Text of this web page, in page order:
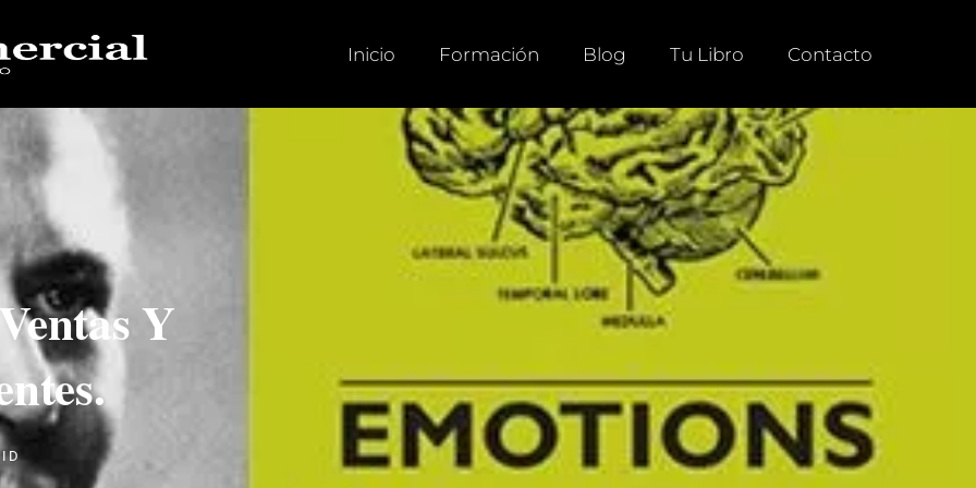
Inicio Formación Blog Tu Libro Contacto
Y